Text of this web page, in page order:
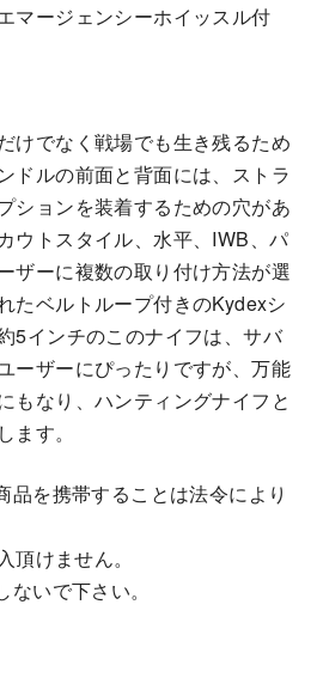
マージェンシーホイッスル付
けでなく戦場でも生き残るため
ドルの前面と背面には、ストラ
ションを装着するための穴があ
ウトスタイル、水平、IWB、パ
ザーに複数の取り付け方法が選
たベルトループ付きのKydexシ
5インチのこのナイフは、サバ
ーザーにぴったりですが、万能
もなり、ハンティングナイフと
ます。
品を携帯することは法令により
けません。
いで下さい。